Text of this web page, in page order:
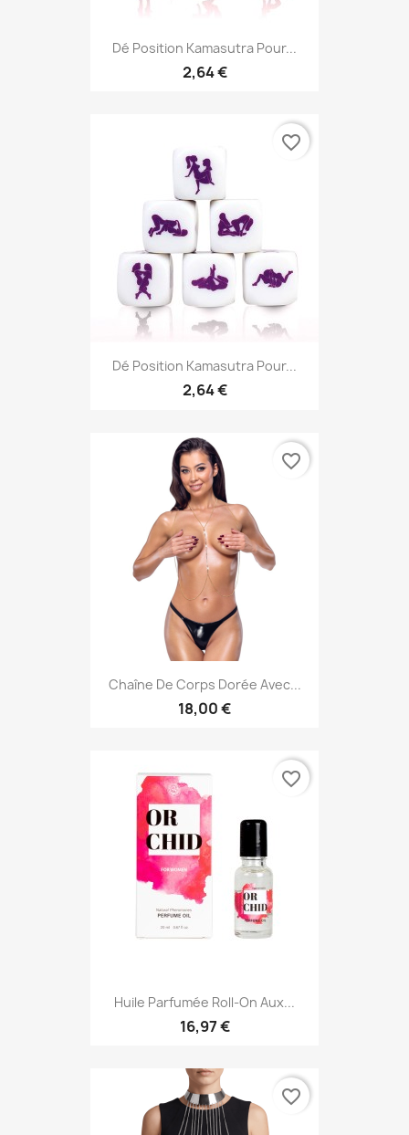
Dé Position Kamasutra Pour...
2,64 €
Dé Position Kamasutra Pour...
2,64 €
favorite_border
Chaîne De Corps Dorée Avec...
18,00 €
favorite_border
Huile Parfumée Roll-On Aux...
16,97 €
favorite_border
favorite_border